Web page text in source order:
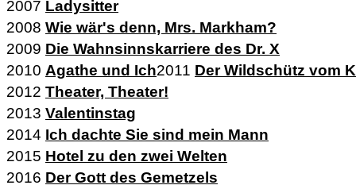
2007 Ladysitter
2008 Wie wär's denn, Mrs. Markham?
2009 Die Wahnsinnskarriere des Dr. X
2010 Agathe und Ich2011 Der Wildschütz vom
2012 Theater, Theater!
2013 Valentinstag
2014 Ich dachte Sie sind mein Mann
2015 Hotel zu den zwei Welten
2016 Der Gott des Gemetzels